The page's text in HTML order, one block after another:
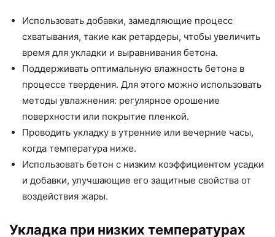
Использовать добавки, замедляющие процесс
схватывания, такие как ретардеры, чтобы увеличить
время для укладки и выравнивания бетона.
Поддерживать оптимальную влажность бетона в
процессе твердения. Для этого можно использовать
методы увлажнения: регулярное орошение
поверхности или покрытие пленкой.
Проводить укладку в утренние или вечерние часы,
когда температура ниже.
Использовать бетон с низким коэффициентом усадки
и добавки, улучшающие его защитные свойства от
воздействия жары.
Укладка при низких температурах